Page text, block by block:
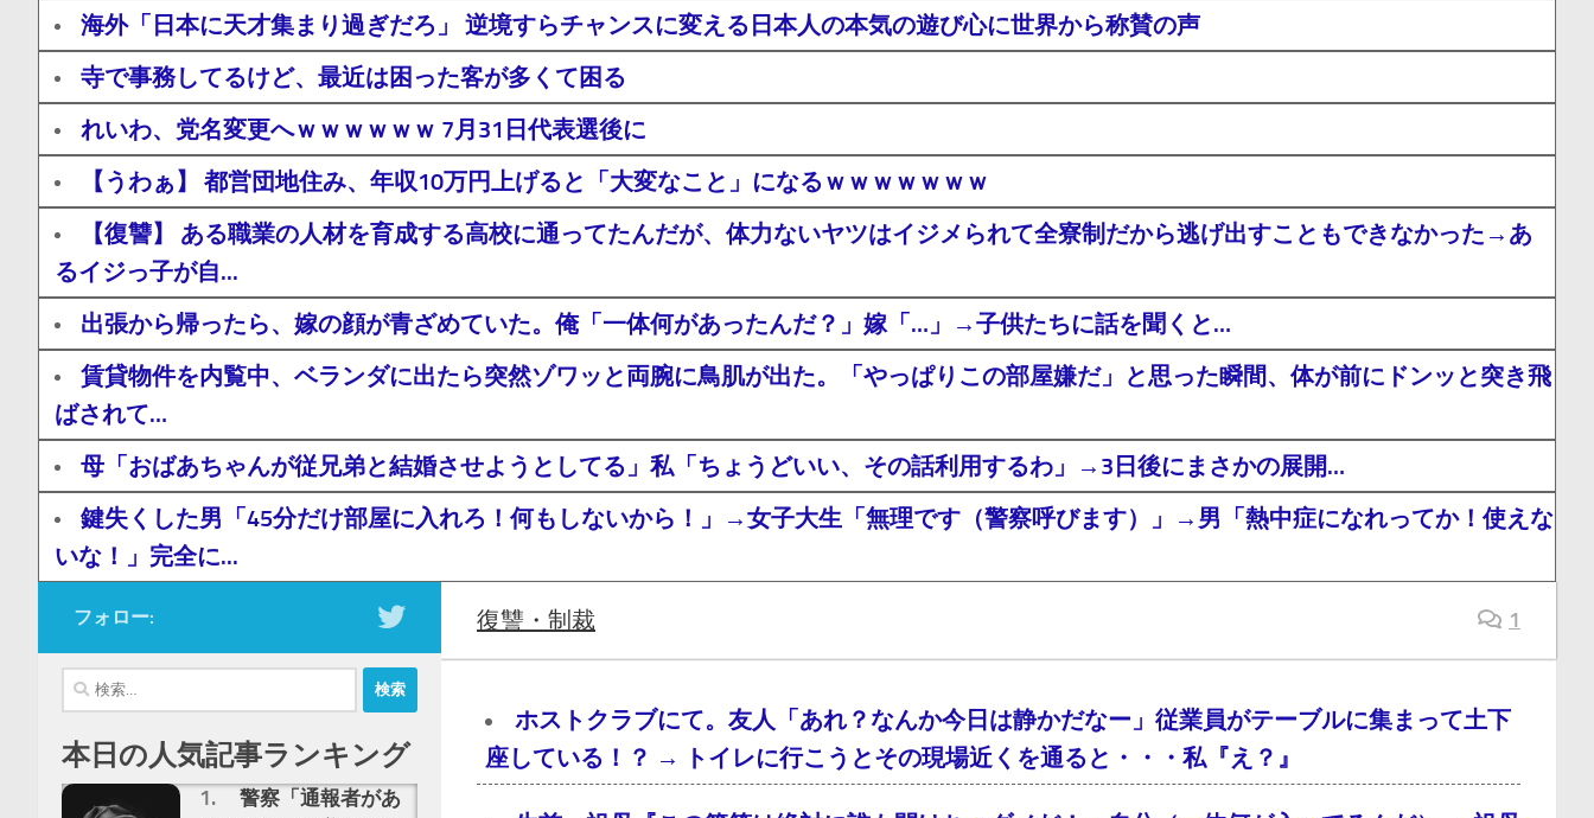
海外「日本に天才集まり過ぎだろ」 逆境すらチャンスに変える日本人の本気の遊び心に世界から称賛の声
寺で事務してるけど、最近は困った客が多くて困る
れいわ、党名変更へｗｗｗｗｗｗ 7月31日代表選後に
【うわぁ】 都営団地住み、年収10万円上げると「大変なこと」になるｗｗｗｗｗｗｗ
【復讐】 ある職業の人材を育成する高校に通ってたんだが、体力ないヤツはイジメられて全寮制だから逃げ出すこともできなかった→あ
るイジっ子が自...
出張から帰ったら、嫁の顔が青ざめていた。俺「一体何があったんだ？」嫁「…」→子供たちに話を聞くと…
賃貸物件を内覧中、ベランダに出たら突然ゾワッと両腕に鳥肌が出た。「やっぱりこの部屋嫌だ」と思った瞬間、体が前にドンッと突き飛
ばされて…
母「おばあちゃんが従兄弟と結婚させようとしてる」私「ちょうどいい、その話利用するわ」→3日後にまさかの展開…
鍵失くした男「45分だけ部屋に入れろ！何もしないから！」→女子大生「無理です（警察呼びます）」→男「熱中症になれってか！使えな
いな！」完全に...
復讐・制裁 1
ホストクラブにて。友人「あれ？なんか今日は静かだなー」従業員がテーブルに集まって土下
座している！？ → トイレに行こうとその現場近くを通ると・・・私『え？』
フォロー:
検
索:
本日の人気記事ランキング
警察「通報者があ